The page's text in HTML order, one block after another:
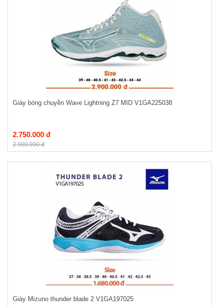
Giày bóng chuyền Wave Lightning Z7 MID V1GA225038
2.750.000 đ
2.900.000 đ
Giày Mizuno thunder blade 2 V1GA197025